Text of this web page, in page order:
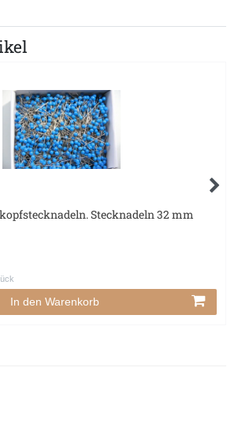
Stecknadeln 32 mm
In den Warenkorb